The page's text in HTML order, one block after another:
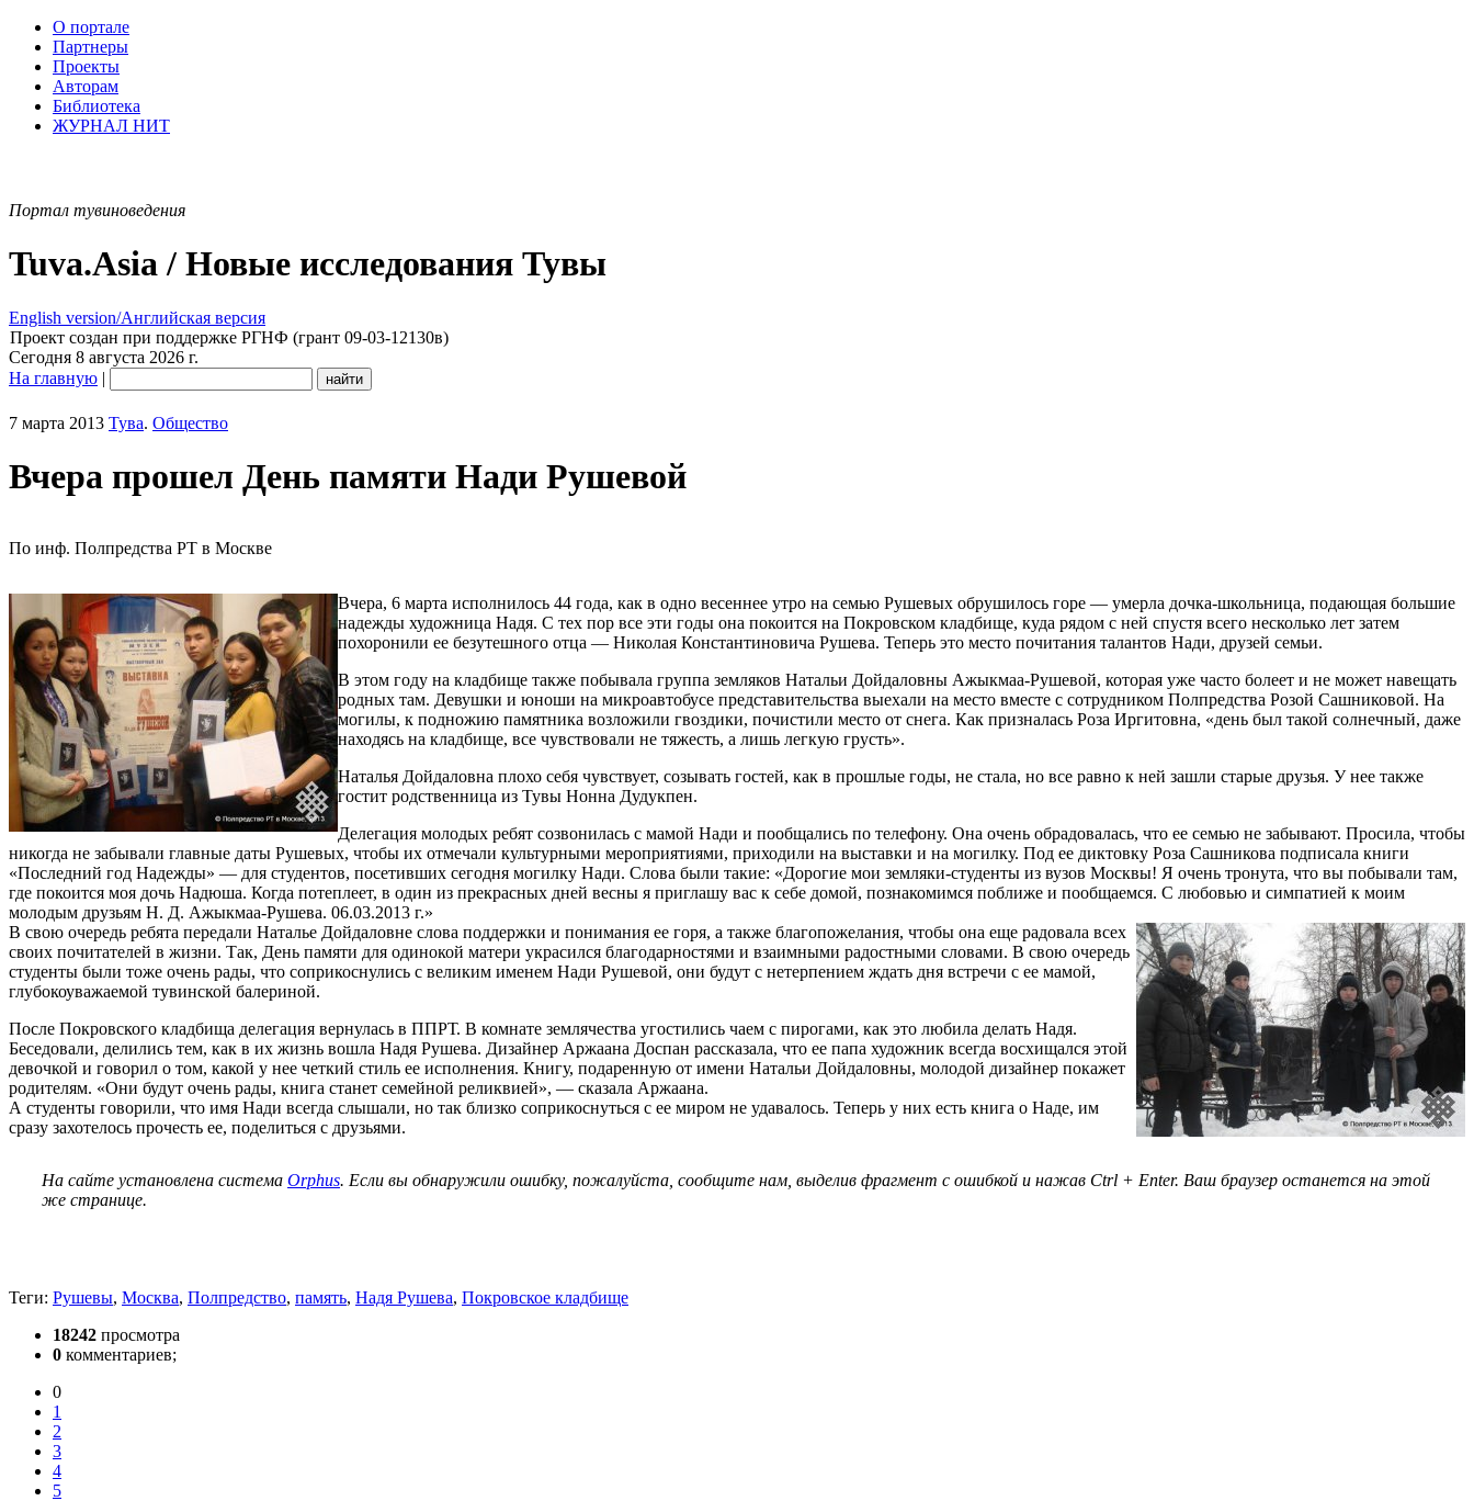
О портале
Партнеры
Проекты
Авторам
Библиотека
ЖУРНАЛ НИТ
Портал тувиноведения
Tuva.Asia / Новые исследования Тувы
English version/Английская версия
Проект создан при поддержке РГНФ (грант 09-03-12130в)
Сегодня 8 августа 2026 г.
На главную |
7 марта 2013 Тува. Общество
Вчера прошел День памяти Нади Рушевой
По инф. Полпредства РТ в Москве
Вчера, 6 марта исполнилось 44 года, как в одно весеннее утро на семью Рушевых обрушилось горе — умерла дочка-школьница, подающая большие
надежды художница Надя. С тех пор все эти годы она покоится на Покровском кладбище, куда рядом с ней спустя всего несколько лет затем
похоронили ее безутешного отца — Николая Константиновича Рушева. Теперь это место почитания талантов Нади, друзей семьи.
В этом году на кладбище также побывала группа земляков Натальи Дойдаловны Ажыкмаа-Рушевой, которая уже часто болеет и не может навещать
родных там. Девушки и юноши на микроавтобусе представительства выехали на место вместе с сотрудником Полпредства Розой Сашниковой. На
могилы, к подножию памятника возложили гвоздики, почистили место от снега. Как призналась Роза Иргитовна, «день был такой солнечный, даже
находясь на кладбище, все чувствовали не тяжесть, а лишь легкую грусть».
Наталья Дойдаловна плохо себя чувствует, созывать гостей, как в прошлые годы, не стала, но все равно к ней зашли старые друзья. У нее также
гостит родственница из Тувы Нонна Дудукпен.
Делегация молодых ребят созвонилась с мамой Нади и пообщались по телефону. Она очень обрадовалась, что ее семью не забывают. Просила, чтобы
никогда не забывали главные даты Рушевых, чтобы их отмечали культурными мероприятиями, приходили на выставки и на могилку. Под ее диктовку Роза Сашникова подписала книги
«Последний год Надежды» — для студентов, посетивших сегодня могилку Нади. Слова были такие: «Дорогие мои земляки-студенты из вузов Москвы! Я очень тронута, что вы побывали там,
где покоится моя дочь Надюша. Когда потеплеет, в один из прекрасных дней весны я приглашу вас к себе домой, познакомимся поближе и пообщаемся. С любовью и симпатией к моим
молодым друзьям Н. Д. Ажыкмаа-Рушева. 06.03.2013 г.»
В свою очередь ребята передали Наталье Дойдаловне слова поддержки и понимания ее горя, а также благопожелания, чтобы она еще радовала всех
своих почитателей в жизни. Так, День памяти для одинокой матери украсился благодарностями и взаимными радостными словами. В свою очередь
студенты были тоже очень рады, что соприкоснулись с великим именем Нади Рушевой, они будут с нетерпением ждать дня встречи с ее мамой,
глубокоуважаемой тувинской балериной.
После Покровского кладбища делегация вернулась в ППРТ. В комнате землячества угостились чаем с пирогами, как это любила делать Надя.
Беседовали, делились тем, как в их жизнь вошла Надя Рушева. Дизайнер Аржаана Доспан рассказала, что ее папа художник всегда восхищался этой
девочкой и говорил о том, какой у нее четкий стиль ее исполнения. Книгу, подаренную от имени Натальи Дойдаловны, молодой дизайнер покажет
родителям. «Они будут очень рады, книга станет семейной реликвией», — сказала Аржаана.
А студенты говорили, что имя Нади всегда слышали, но так близко соприкоснуться с ее миром не удавалось. Теперь у них есть книга о Наде, им
сразу захотелось прочесть ее, поделиться с друзьями.
На сайте установлена система Orphus. Если вы обнаружили ошибку, пожалуйста, сообщите нам, выделив фрагмент с ошибкой и нажав Ctrl + Enter. Ваш браузер останется на этой
же странице.
Теги: Рушевы, Москва, Полпредство, память, Надя Рушева, Покровское кладбище
18242 просмотра
0 комментариев;
0
1
2
3
4
5